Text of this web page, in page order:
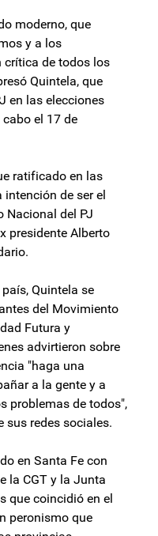
moderno, que
y a los
crítica de todos los
Quintela, que
en las elecciones
el 17 de
ratificado en las
de ser el
Nacional del PJ
presidente Alberto
Quintela se
del Movimiento
Futura y
advirtieron sobre
"haga una
a la gente y a
problemas de todos",
sus redes sociales.
en Santa Fe con
la CGT y la Junta
que coincidió en el
peronismo que